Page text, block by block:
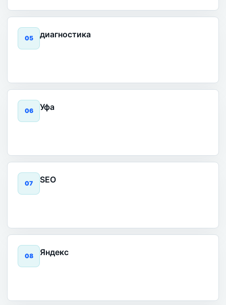
05 диагностика
06 Уфа
07 SEO
08 Яндекс